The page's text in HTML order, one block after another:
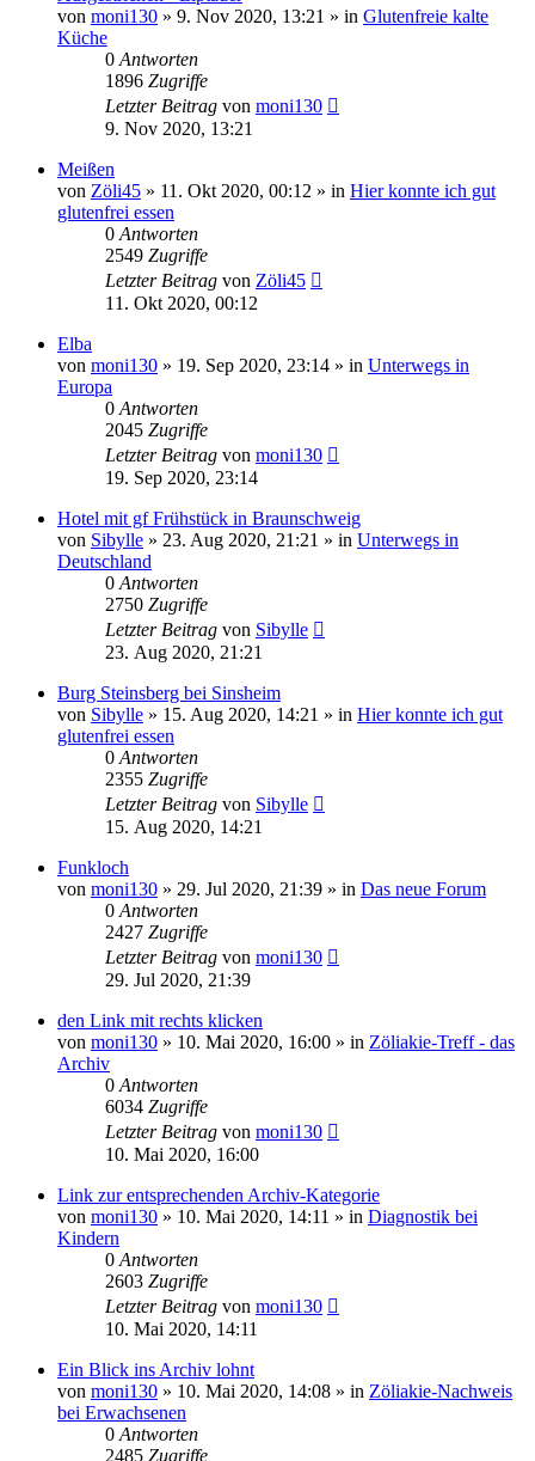
von moni130 » 9. Nov 2020, 13:21 » in Glutenfreie kalte
Küche
0 Antworten
1896 Zugriffe
Letzter Beitrag von moni130
9. Nov 2020, 13:21
Meißen
von Zöli45 » 11. Okt 2020, 00:12 » in Hier konnte ich gut
glutenfrei essen
0 Antworten
2549 Zugriffe
Letzter Beitrag von Zöli45
11. Okt 2020, 00:12
Elba
von moni130 » 19. Sep 2020, 23:14 » in Unterwegs in
Europa
0 Antworten
2045 Zugriffe
Letzter Beitrag von moni130
19. Sep 2020, 23:14
Hotel mit gf Frühstück in Braunschweig
von Sibylle » 23. Aug 2020, 21:21 » in Unterwegs in
Deutschland
0 Antworten
2750 Zugriffe
Letzter Beitrag von Sibylle
23. Aug 2020, 21:21
Burg Steinsberg bei Sinsheim
von Sibylle » 15. Aug 2020, 14:21 » in Hier konnte ich gut
glutenfrei essen
0 Antworten
2355 Zugriffe
Letzter Beitrag von Sibylle
15. Aug 2020, 14:21
Funkloch
von moni130 » 29. Jul 2020, 21:39 » in Das neue Forum
0 Antworten
2427 Zugriffe
Letzter Beitrag von moni130
29. Jul 2020, 21:39
den Link mit rechts klicken
von moni130 » 10. Mai 2020, 16:00 » in Zöliakie-Treff - das
Archiv
0 Antworten
6034 Zugriffe
Letzter Beitrag von moni130
10. Mai 2020, 16:00
Link zur entsprechenden Archiv-Kategorie
von moni130 » 10. Mai 2020, 14:11 » in Diagnostik bei
Kindern
0 Antworten
2603 Zugriffe
Letzter Beitrag von moni130
10. Mai 2020, 14:11
Ein Blick ins Archiv lohnt
von moni130 » 10. Mai 2020, 14:08 » in Zöliakie-Nachweis
bei Erwachsenen
0 Antworten
2485 Zugriffe